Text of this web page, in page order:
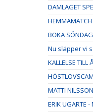
DAMLAGET
BOKA
Nu släpper vi
KALLELSE TILL
MATTI
ERIK UGARTE -